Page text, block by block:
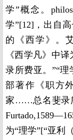
学”概念。
学”[12]，出自高
的《西学》。
《西学凡》中
录所费亚。”“
部著作《职方
家……总名斐录
为“理学”[“亚利